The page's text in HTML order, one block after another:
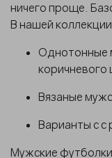
ничего проще.
В нашей
Однотонные
коричневого
Вязаные
Варианты с с
Мужские футболки